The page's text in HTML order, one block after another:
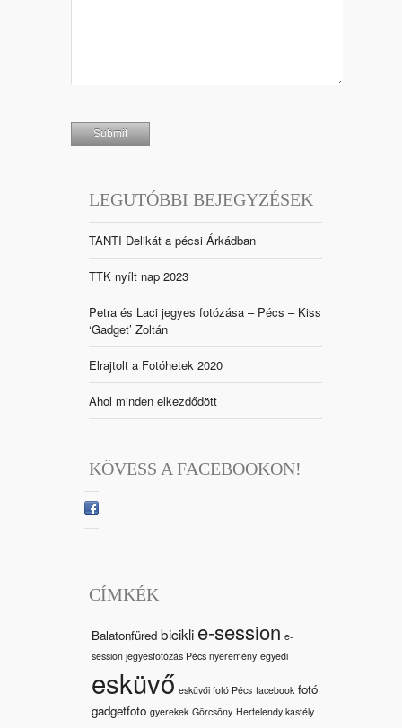
LEGUTÓBBI BEJEGYZÉSEK
TANTI Delikát a pécsi Árkádban
TTK nyílt nap 2023
Petra és Laci jegyes fotózása – Pécs – Kiss
‘Gadget’ Zoltán
Elrajtolt a Fotóhetek 2020
Ahol minden elkezdődött
KÖVESS A FACEBOOKON!
CÍMKÉK
Balatonfüred bicikli e-session e-
session jegyesfotózás Pécs nyeremény egyedi
esküvő esküvői fotó Pécs facebook fotó
gadgetfoto gyerekek Görcsöny Hertelendy kastély